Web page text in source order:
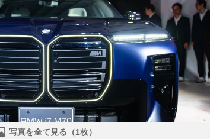
写真を全て見る（1枚）